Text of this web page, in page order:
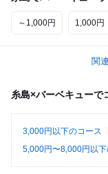
～1,000円 1,000円
関
糸島×バーベキューで
3,000円以下のコース
5,000円〜8,000円以下